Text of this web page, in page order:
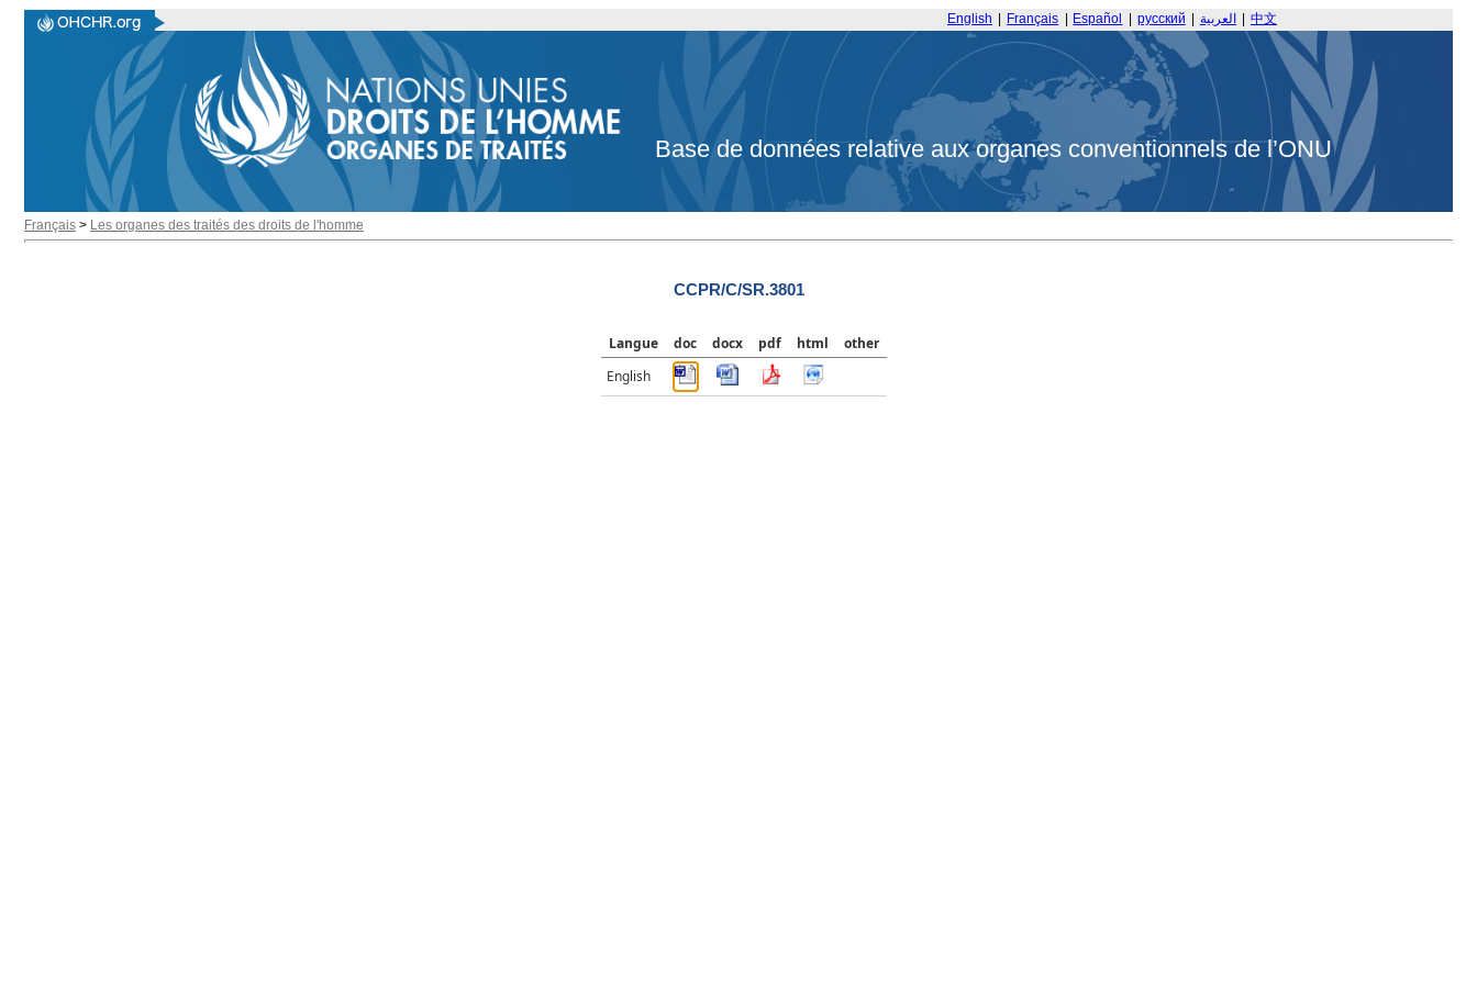
English Français Español русский العربية 中文
Base de données relative aux organes conventionnels de l’ONU
Français > Les organes des traités des droits de l'homme
CCPR/C/SR.3801
Langue doc docx pdf html
other
English